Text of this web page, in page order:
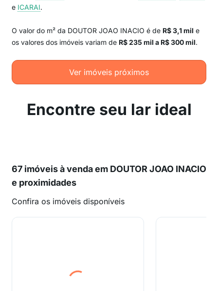
e ICARAI.
O valor do m² da DOUTOR JOAO INACIO é de R$ 3,1 mil e
os valores dos imóveis variam de R$ 235 mil a R$ 300 mil.
Ver imóveis próximos
Encontre seu lar ideal
67 imóveis à venda em DOUTOR JOAO INACIO
e proximidades
Confira os imóveis disponíveis